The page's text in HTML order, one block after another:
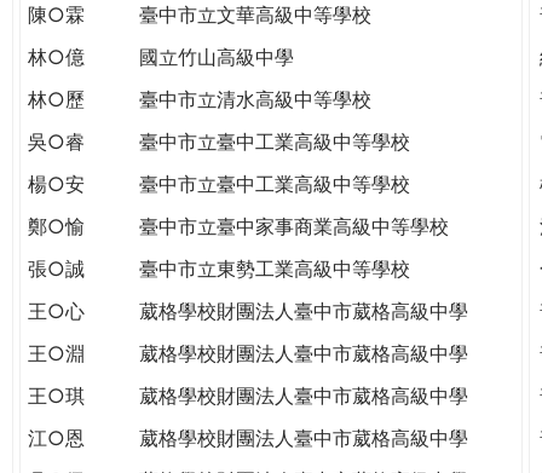
民。
TODAY
THE
WORLD
TOMORROW
PUTTING
YOU
THE
PATH
GLOBAL
陳○霖
臺中市立文華高級中等學校
林○億
國立竹山高級中學
林○歷
臺中市立清水高級中等學校
吳○睿
臺中市立臺中工業高級中等學校
楊○安
臺中市立臺中工業高級中等學校
鄭○愉
臺中市立臺中家事商業高級中等學校
張○誠
臺中市立東勢工業高級中等學校
王○心
葳格學校財團法人臺中市葳格高級中學
王○淵
葳格學校財團法人臺中市葳格高級中學
王○琪
葳格學校財團法人臺中市葳格高級中學
江○恩
葳格學校財團法人臺中市葳格高級中學